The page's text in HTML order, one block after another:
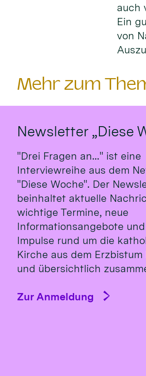
auch
Ein
von
Mehr zum
Newsletter „Diese
"Drei Fragen an..." ist eine
Interviewreihe aus dem
"Diese Woche". Der
beinhaltet aktuelle
wichtige Termine, neue
Informationsangebote
Impulse rund um die
Kirche aus dem Erzbistum
und übersichtlich
Zur Anmeldung